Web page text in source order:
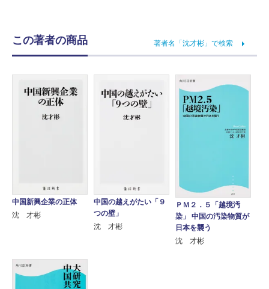
この著者の商品 著者名「沈才彬」で検索
中国新興企業の正体
沈 才彬
中国の越えがたい「９
つの壁」
沈 才彬
ＰＭ２．５「越境汚
染」 中国の汚染物質が
日本を襲う
沈 才彬